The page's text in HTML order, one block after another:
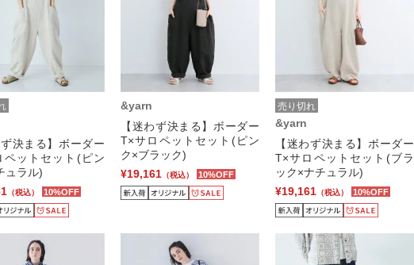
ず決まる】ボーダー
ペットセット(ピン
ュラル)
（税込） 10%OFF
&yarn
【迷わず決まる】ボーダー
T×サロペットセット(ピン
ク×ブラック)
¥19,161 （税込） 10%OFF
売り切れ
&yarn
【迷わず決まる】ボーダー
T×サロペットセット(ブラ
ック×ナチュラル)
¥19,161 （税込） 10%OFF